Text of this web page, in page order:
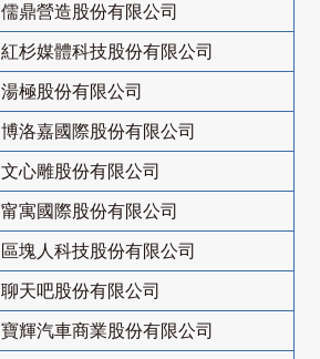
儒鼎營造股份有限公司
紅杉媒體科技股份有限公司
湯極股份有限公司
博洛嘉國際股份有限公司
文心雕股份有限公司
甯寓國際股份有限公司
區塊人科技股份有限公司
聊天吧股份有限公司
寶輝汽車商業股份有限公司